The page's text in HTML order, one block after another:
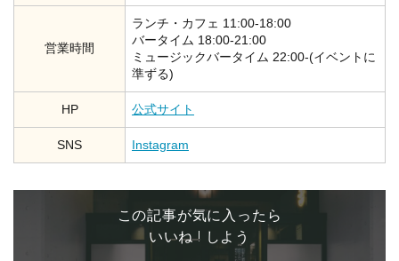
営業時間
ランチ・カフェ 11:00-18:00
バータイム 18:00-21:00
ミュージックバータイム 22:00-(イベントに
準ずる)
HP 公式サイト
SNS Instagram
この記事が気に入ったら
いいね ! しよう